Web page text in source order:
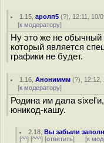
1.15 ,аролп5 (?), 12:11, 10/
[к модератору]
Ну это же не обычный
который является
графики не будет.
1.16 ,Анониммм (?), 12:12,
[к модератору]
Родина им дала
юникод-кашу.
2.18 ,Вы забыли
[^^] [^^^] [ответить] [к